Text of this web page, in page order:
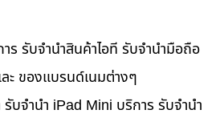
ร รับจำนำสินค้าไอที รับจำนำมือถือ
ะ ของแบรนด์เนมต่างๆ
บจำนำ iPad Mini บริการ รับจำนำ